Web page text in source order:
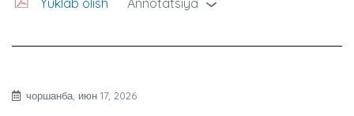
›
чоршанба, июн 17, 2026